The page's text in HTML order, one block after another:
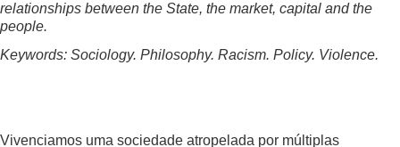
relationships between the State, the market, capital and the
people.
Keywords: Sociology. Philosophy. Racism. Policy. Violence.
Vivenciamos uma sociedade atropelada por múltiplas